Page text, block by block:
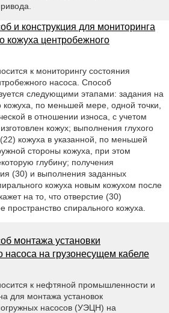
и конструкция для мониторинга
кожуха центробежного
к мониторингу состояния
насоса. Способ
следующими этапами: задания на
кожуха, по меньшей мере, одной точки,
в отношении износа, с учетом
кожух; выполнения глухого
кожуха в указанной, по меньшей
стороны кожуха, при этом
глубину; получения
(30) и выполнения заданных
кожуха новым кожухом после
на то, что отверстие (30)
пространство спирального кожуха.
монтажа установки
насоса на грузонесущем кабеле
к нефтяной промышленности и
для монтажа установок
насосов (УЭЦН) на